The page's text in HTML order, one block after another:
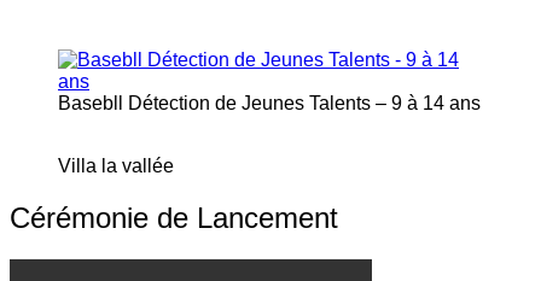
Basebll Détection de Jeunes Talents – 9 à 14 ans
Villa la vallée
Cérémonie de Lancement